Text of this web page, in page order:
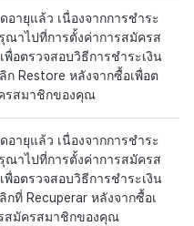
ายุแล้ว เนื่องจากการชำระ
ณาไปที่การตั้งค่าการสมัครส
พื่อตรวจสอบวิธีการชำระเงิน
ก Restore หลังจากซื้อเพื่อต
รสมาชิกของคุณ
ายุแล้ว เนื่องจากการชำระ
ณาไปที่การตั้งค่าการสมัครส
พื่อตรวจสอบวิธีการชำระเงิน
ที่ Recuperar หลังจากซื้อเ
สมัครสมาชิกของคุณ